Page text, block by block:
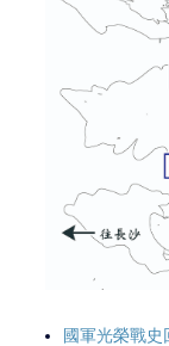
國軍光榮戰史